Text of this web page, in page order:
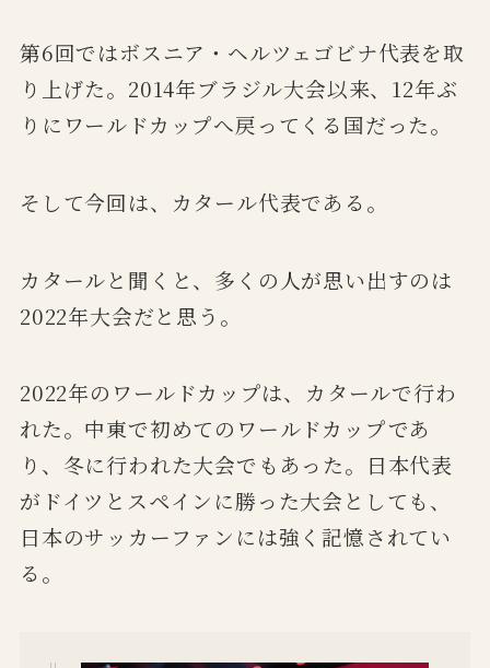
第6回ではボスニア・ヘルツェゴビナ代表を取
り上げた。2014年ブラジル大会以来、12年ぶ
りにワールドカップへ戻ってくる国だった。
そして今回は、カタール代表である。
カタールと聞くと、多くの人が思い出すのは
2022年大会だと思う。
2022年のワールドカップは、カタールで行わ
れた。中東で初めてのワールドカップであ
り、冬に行われた大会でもあった。日本代表
がドイツとスペインに勝った大会としても、
日本のサッカーファンには強く記憶されてい
る。